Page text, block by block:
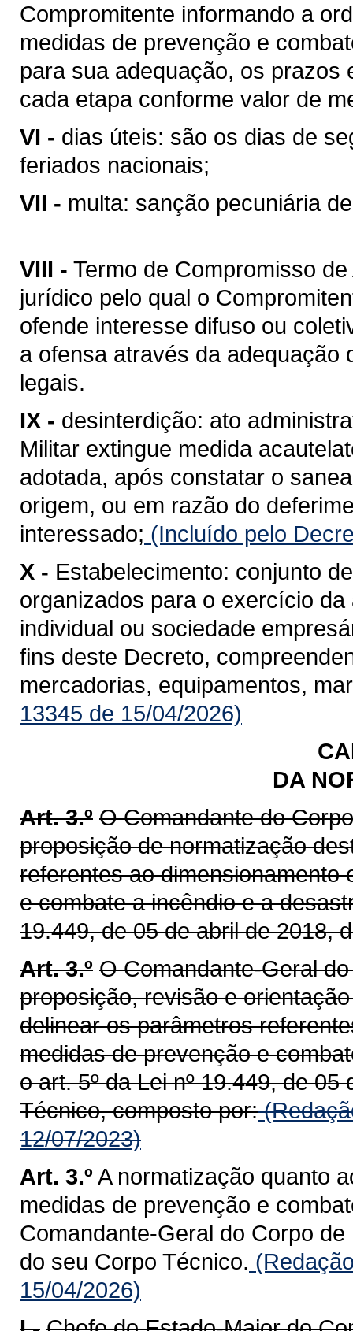
Compromitente informando a
medidas de prevenção e
para sua adequação, os prazos
cada etapa conforme valor de
VI - dias úteis: são os dias de
feriados nacionais;
VII - multa: sanção pecuniária
VIII - Termo de Compromisso
jurídico pelo qual o
ofende interesse difuso ou
a ofensa através da adequação
legais.
IX - desinterdição: ato
Militar extingue medida
adotada, após constatar o
origem, ou em razão do
interessado; (Incluído pelo
X - Estabelecimento: conjunto
organizados para o exercício
individual ou sociedade
fins deste Decreto,
mercadorias, equipamentos,
13345 de 15/04/2026)
DA
Art. 3.º O Comandante do
proposição de normatização
referentes ao dimensionamento
e combate a incêndio e a
19.449, de 05 de abril de 2018,
Art. 3.º O Comandante-Geral
proposição, revisão e
delinear os parâmetros
medidas de prevenção e
o art. 5º da Lei nº 19.449, de
Técnico, composto por:
12/07/2023)
Art. 3.º A normatização quanto
medidas de prevenção e
Comandante-Geral do Corpo
do seu Corpo Técnico.
15/04/2026)